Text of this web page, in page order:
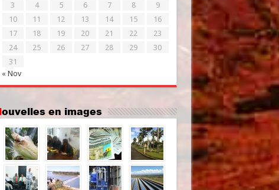
« Nov
3
4 5 6 7 8
9
10
11 12 13 14 15
16
17
18 19 20 21 22
23
24
25 26 27 28 29
30
31
Nouvelles en images